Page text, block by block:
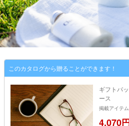
このカタログから贈ることができます！
ギフトパ
ース
掲載アイテ
4,070